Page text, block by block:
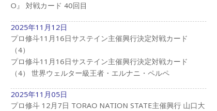
O』 対戦カード 40回目
2025年11月12日
プロ修斗11月16日サステイン主催興行決定対戦カード
（4）
プロ修斗11月16日サステイン主催興行決定対戦カード
（4） 世界ウェルター級王者・エルナニ・ペルペ
2025年11月05日
プロ修斗 12月7日 TORAO NATION STATE主催興行 山口大